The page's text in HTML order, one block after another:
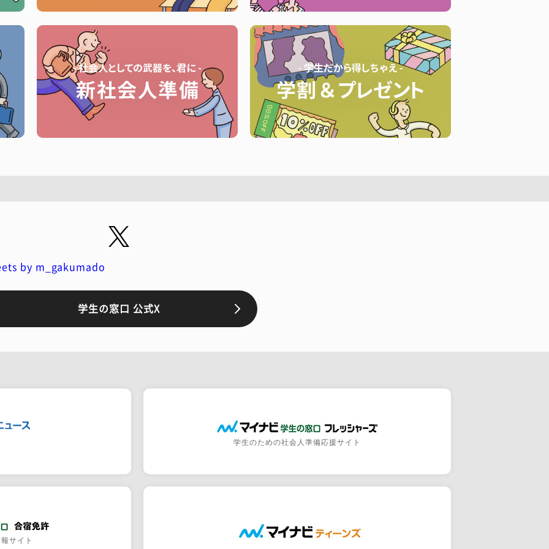
by m_gakumado
学生の窓口 公式X
学生のための社会人準備応援サイト
サイト